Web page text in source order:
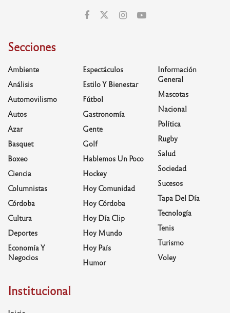
Secciones
Ambiente
Análisis
Automovilismo
Autos
Azar
Basquet
Boxeo
Ciencia
Columnistas
Córdoba
Cultura
Deportes
Economía Y
Negocios
Espectáculos
Estilo Y Bienestar
Fútbol
Gastronomía
Gente
Golf
Hablemos Un Poco
Hockey
Hoy Comunidad
Hoy Córdoba
Hoy Día Clip
Hoy Mundo
Hoy País
Humor
Información
General
Mascotas
Nacional
Política
Rugby
Salud
Sociedad
Sucesos
Tapa Del Día
Tecnología
Tenis
Turismo
Voley
Institucional